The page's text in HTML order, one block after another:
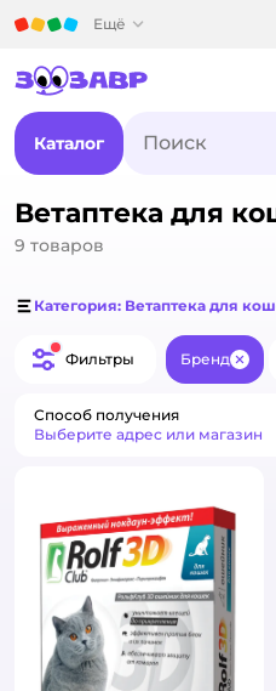
Ещё
Каталог
Ветаптека для
9 товаров
Категория: Ветаптека для
Фильтры Бренд
Способ получения
Выберите адрес или магазин